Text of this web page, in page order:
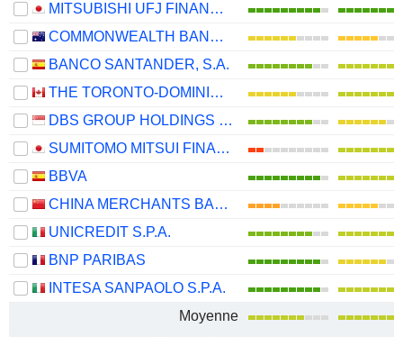
MITSUBISHI UFJ FINANCIAL GROUP, INC.
COMMONWEALTH BANK OF AUSTRALIA
BANCO SANTANDER, S.A.
THE TORONTO-DOMINION BANK
DBS GROUP HOLDINGS LTD
SUMITOMO MITSUI FINANCIAL GROUP, INC.
BBVA
CHINA MERCHANTS BANK CO., LTD.
UNICREDIT S.P.A.
BNP PARIBAS
INTESA SANPAOLO S.P.A.
Moyenne